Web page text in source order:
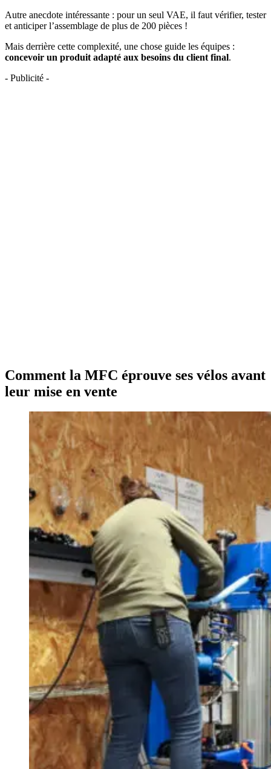
Autre anecdote intéressante : pour un seul VAE, il faut vérifier, tester
et anticiper l’assemblage de plus de 200 pièces !
Mais derrière cette complexité, une chose guide les équipes :
concevoir un produit adapté aux besoins du client final.
- Publicité -
Comment la MFC éprouve ses vélos avant
leur mise en vente